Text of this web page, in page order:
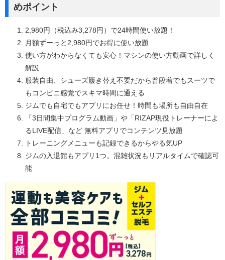
めポイント
2,980円（税込み3,278円）で24時間使い放題！
月額ずーっと2,980円でお得に使い放題
使い方がわからなくても安心！マシンの使い方動画で詳しく
解説
服装自由、シューズ履き替え不要だから普段着でもスーツで
もコンビニ感覚でスキマ時間に通える
ジムでも自宅でもアプリにお任せ！時間も場所も自由自在
「3日間集中プログラム動画」や「RIZAP現役トレーナーによ
るLIVE配信」など 無料アプリでコンテンツ見放題
トレーニングメニューも記録できるからやる気UP
ジムの入退館もアプリ1つ。混雑状況もリアルタイムで確認可
能